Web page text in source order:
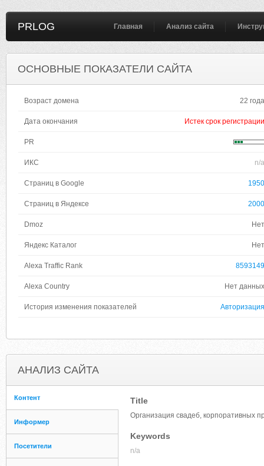
PRLOG Главная Анализ сайта
ОСНОВНЫЕ ПОКАЗАТЕЛИ САЙТА
Возраст домена 22 года
Дата окончания Истек срок регистрации
PR
ИКС n/a
Страниц в Google 1950
Страниц в Яндексе 2000
Dmoz Нет
Яндекс Каталог Нет
Alexa Traffic Rank 8593149
Alexa Country Нет данных
История изменения показателей Авторизация
АНАЛИЗ САЙТА
Контент
Информер
Посетители
Title
Организация свадеб, корпоративных
Keywords
n/a